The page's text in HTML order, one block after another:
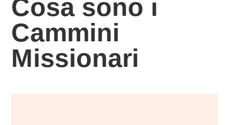
Cosa sono i
Cammini
Missionari